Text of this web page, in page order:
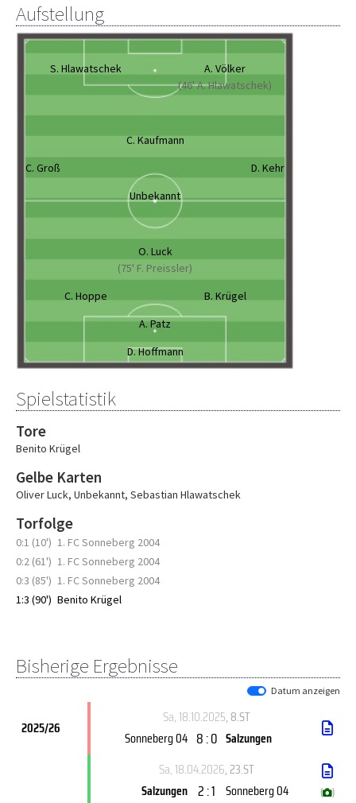
Aufstellung
S. Hlawatschek
A. Völker
(46' A. Hlawatschek)
C. Kaufmann
C. Groß
D. Kehr
Unbekannt
O. Luck
(75' F. Preissler)
C. Hoppe
B. Krügel
A. Patz
D. Hoffmann
Spielstatistik
Tore
Benito Krügel
Gelbe Karten
Oliver Luck, Unbekannt, Sebastian Hlawatschek
Torfolge
0:1 (10') 1. FC Sonneberg 2004
0:2 (61') 1. FC Sonneberg 2004
0:3 (85') 1. FC Sonneberg 2004
1:3 (90') Benito Krügel
Bisherige Ergebnisse
Datum anzeigen
2025/26
Sa, 18.10.2025, 8.ST
Sonneberg 04 8 : 0 Salzungen
Sa, 18.04.2026, 23.ST
Salzungen 2 : 1 Sonneberg 04 ( )